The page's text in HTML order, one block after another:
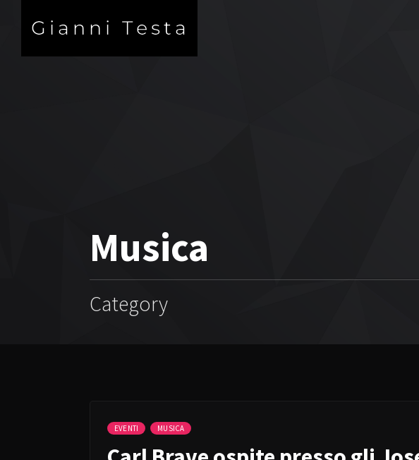
Musica
Category
EVENTI MUSICA